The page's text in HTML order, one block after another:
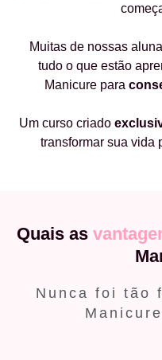
Muitas de nossas
tudo o que estão
Manicure para
Um curso criado
transformar sua vida
Quais as
Nunca foi tão